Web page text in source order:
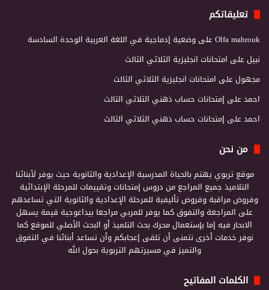
تعليقاتكم
Olfa mahroukعلى وضعية إدماجية في اللغة العربية الوحدة السادسة
نبيلعلى امتحانات انجليزية الثلاثي الثالث
مجهولعلى امتحانات انجليزية الثلاثي الثالث
احمدعلى إمتحانات حساب ذهني الثلاثي الثالث
احمدعلى إمتحانات حساب ذهني الثلاثي الثالث
من نحن
موقع تربوي يهتم بالحياة المدرسية الإعدادية والثانوية حيث يوفر لأبنائنا
التلاميذ جميع المراجع من دروس إمتحانات وتقييمات للمرحلة الإبتدائية
وفروض مراقبة وفروض تأليفية للمرحلة الإعدادية والثانوية التي تساعدهم
على المراجعة والتفوق كما يوفر للمربي مراجعا بيداغوجية قيمة يسهل
الابحار فيه إما بإستعمال محرك بحث التلميذ أو البحث الأصلي للموقع كما
نوفر خدمات أخرى نتمنى أن تلقى إعجابكم وأن تساعد أبنائنا في التفوق
والتميز في مسيرتهم التربوية بحول الله
الكلمات المفاتيح